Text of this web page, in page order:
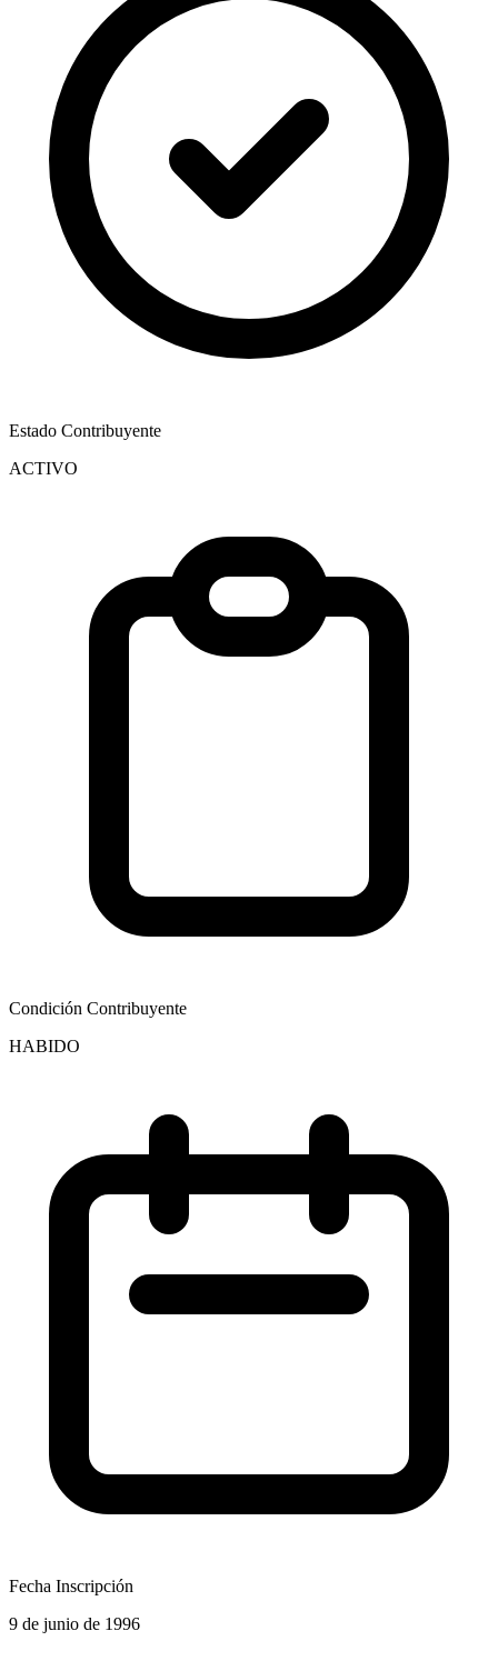
Estado Contribuyente
ACTIVO
Condición Contribuyente
HABIDO
Fecha Inscripción
9 de junio de 1996